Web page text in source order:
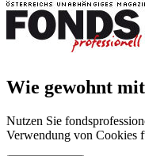
Wie gewohnt
Nutzen Sie
Verwendung von Cookies